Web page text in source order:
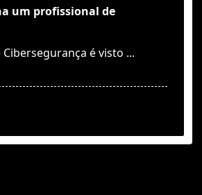
um profissional de
é visto ...